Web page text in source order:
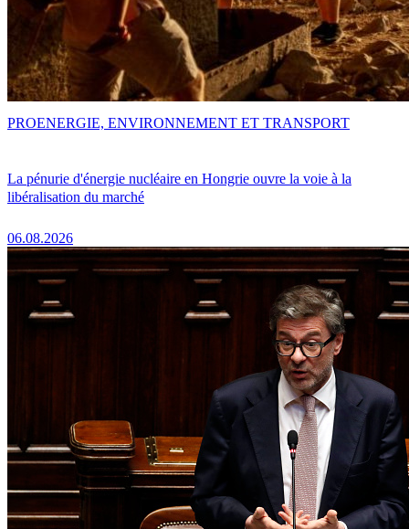
La pénurie d'énergie nucléaire en Hongrie ouvre la voie à la
libéralisation du marché
06.08.2026
PROENERGIE, ENVIRONNEMENT ET TRANSPORT